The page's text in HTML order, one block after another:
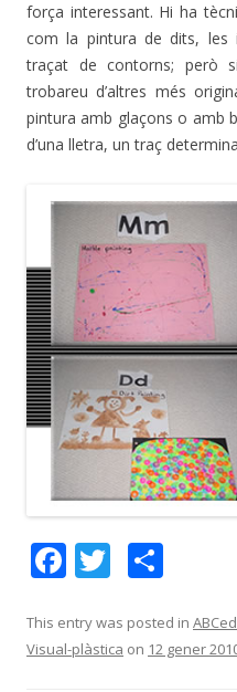
força interessant. Hi ha
com la pintura de dits, les
traçat de contorns; però
trobareu d’altres més
pintura amb glaçons o amb
d’una lletra, un traç
F
e
b
T
itt
er
m
p
This entry was posted in
Visual-plàstica on 12 gener